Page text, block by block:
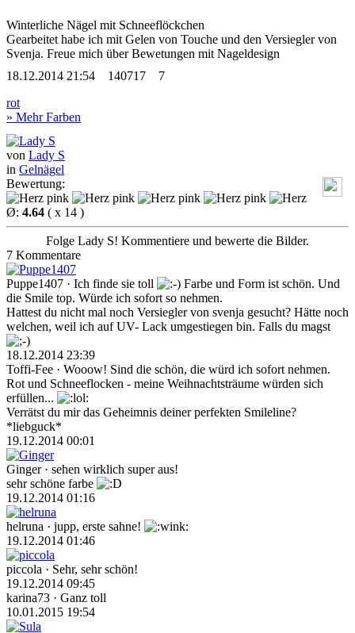
Winterliche Nägel mit Schneeflöckchen
Gearbeitet habe ich mit Gelen von Touche und den Versiegler von
Svenja. Freue mich über Bewetungen mit Nageldesign
18.12.2014 21:54
140717
7
rot
» Mehr Farben
von Lady S
in Gelnägel
Bewertung:
Ø: 4.64 ( x 14 )
Folge Lady S! Kommentiere und bewerte die Bilder.
7 Kommentare
Puppe1407 · Ich finde sie toll
Farbe und Form ist schön. Und
die Smile top. Würde ich sofort so nehmen.
Hattest du nicht mal noch Versiegler von svenja gesucht? Hätte noch
welchen, weil ich auf UV- Lack umgestiegen bin. Falls du magst
18.12.2014 23:39
Toffi-Fee · Wooow! Sind die schön, die würd ich sofort nehmen.
Rot und Schneeflocken - meine Weihnachtsträume würden sich
erfüllen...
Verrätst du mir das Geheimnis deiner perfekten Smileline?
*liebguck*
19.12.2014 00:01
Ginger · sehen wirklich super aus!
sehr schöne farbe
19.12.2014 01:16
helruna · jupp, erste sahne!
19.12.2014 01:46
piccola · Sehr, sehr schön!
19.12.2014 09:45
karina73 · Ganz toll
10.01.2015 19:54